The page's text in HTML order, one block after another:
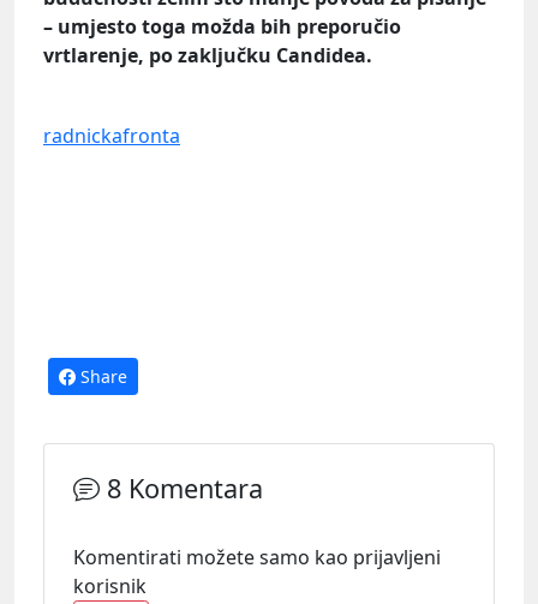
– umjesto toga možda bih preporučio
vrtlarenje, po zaključku Candidea.
radnickafronta
Share
8 Komentara
Komentirati možete samo kao prijavljeni
korisnik